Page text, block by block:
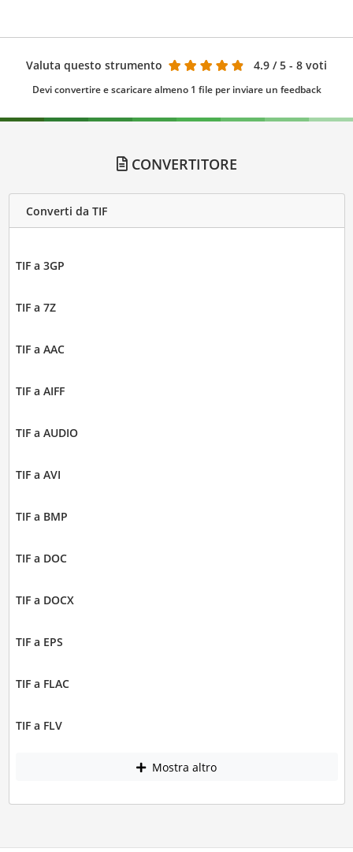
Valuta questo strumento 4.9 / 5 - 8 voti
Devi convertire e scaricare almeno 1 file per inviare un feedback
CONVERTITORE
Converti da TIF
TIF a 3GP
TIF a 7Z
TIF a AAC
TIF a AIFF
TIF a AUDIO
TIF a AVI
TIF a BMP
TIF a DOC
TIF a DOCX
TIF a EPS
TIF a FLAC
TIF a FLV
Mostra altro